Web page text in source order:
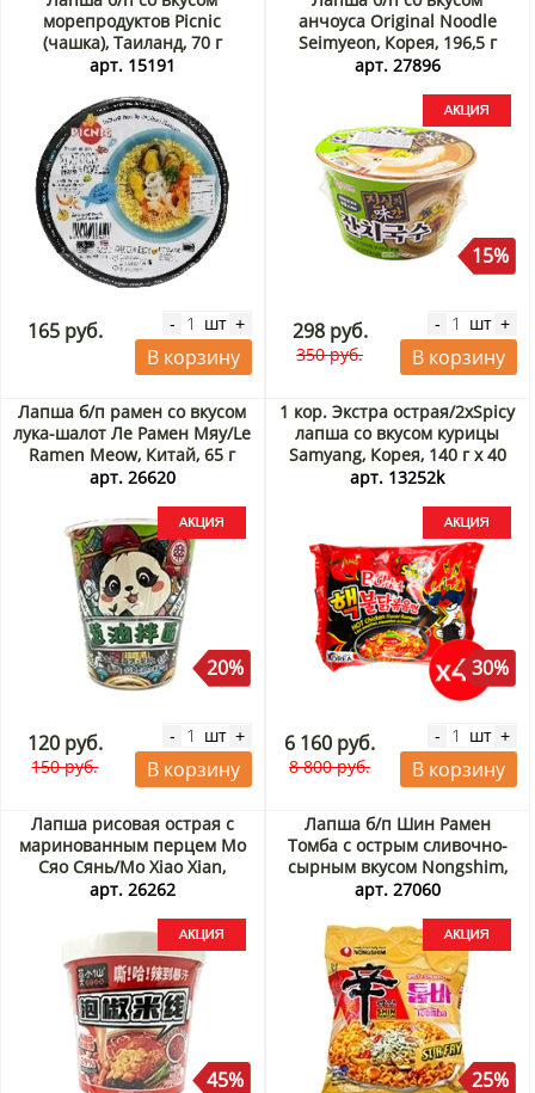
морепродуктов Picnic
(чашка), Таиланд, 70 г
арт. 15191
165 руб. - шт +
В корзину
анчоуса Original Noodle
Seimyeon, Корея, 196,5 г
Акция
арт. 27896
15%
298 руб.
350 руб.
- шт +
В корзину
Лапша б/п рамен со вкусом
лука-шалот Ле Рамен Мяу/Le
Ramen Meow, Китай, 65 г
Акция
арт. 26620
20%
120 руб.
150 руб.
- шт +
В корзину
1 кор. Экстра острая/2хSpicy
лапша со вкусом курицы
Samyang, Корея, 140 г х 40
шт Акция
арт. 13252k
30%
6 160 руб.
8 800 руб.
- шт +
В корзину
Лапша рисовая острая с
маринованным перцем Мо
Сяо Сянь/Mo Xiao Xian,
Китай, 104 г Акция
арт. 26262
45%
Лапша б/п Шин Рамен
Томба с острым сливочно-
сырным вкусом Nongshim,
Корея, 137 г Акция
арт. 27060
25%